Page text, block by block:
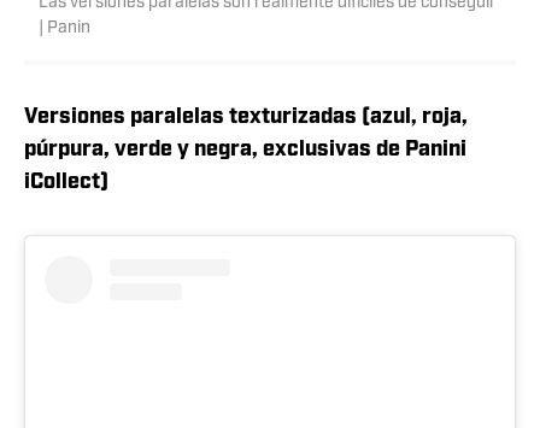
| Panin
Versiones paralelas texturizadas (azul, roja,
púrpura, verde y negra, exclusivas de Panini
iCollect)